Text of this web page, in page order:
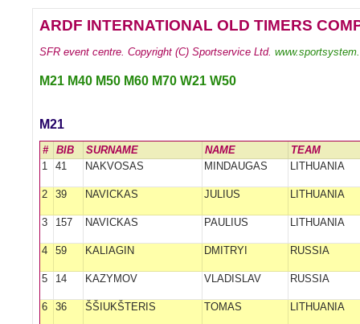
ARDF INTERNATIONAL OLD TIMERS
SFR event centre. Copyright (C) Sportservice Ltd.
M21 M40 M50 M60 M70 W21 W50
M21
# BIB SURNAME NAME
TEAM
1
41 NAKVOSAS MINDAUGAS LITHUANIA
2 39 NAVICKAS JULIUS LITHUANIA
3 157 NAVICKAS PAULIUS LITHUANIA
4 59 KALIAGIN DMITRYI RUSSIA
5 14 KAZYMOV VLADISLAV RUSSIA
6 36 ŠŠIUKŠTERIS TOMAS LITHUANIA